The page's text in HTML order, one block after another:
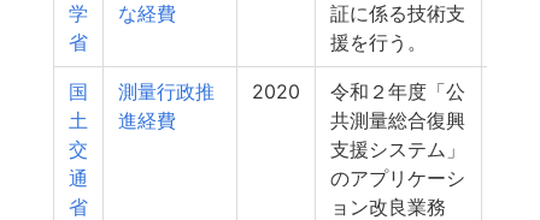
学
省
な経費
証に係る技術支
援を行う。
国
土
交
通
省
測量行政推
進経費
2020
令和２年度「公
共測量総合復興
支援システム」
のアプリケーシ
ョン改良業務